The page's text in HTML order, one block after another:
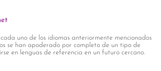
uno de los idiomas anteriormente mencionados
se han apoderado por completo de un tipo de
en lenguas de referencia en un futuro cercano.